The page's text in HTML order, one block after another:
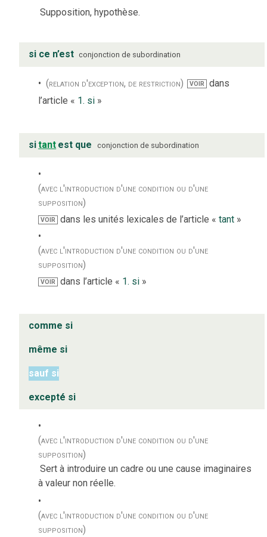
Supposition, hypothèse.
si ce n’est conjonction de subordination
(relation d'exception, de restriction) VOIR dans
l’article « 1. si »
sitant est que conjonction de subordination
(avec l'introduction d'une condition ou d'une
supposition)
VOIR dans les unités lexicales de l’article «tant »
(avec l'introduction d'une condition ou d'une
supposition)
VOIR dans l’article « 1. si »
comme si
même si
sauf si
excepté si
(avec l'introduction d'une condition ou d'une
supposition)
Sert à introduire un cadre ou une cause imaginaires
à valeur non réelle.
(avec l'introduction d'une condition ou d'une
supposition)